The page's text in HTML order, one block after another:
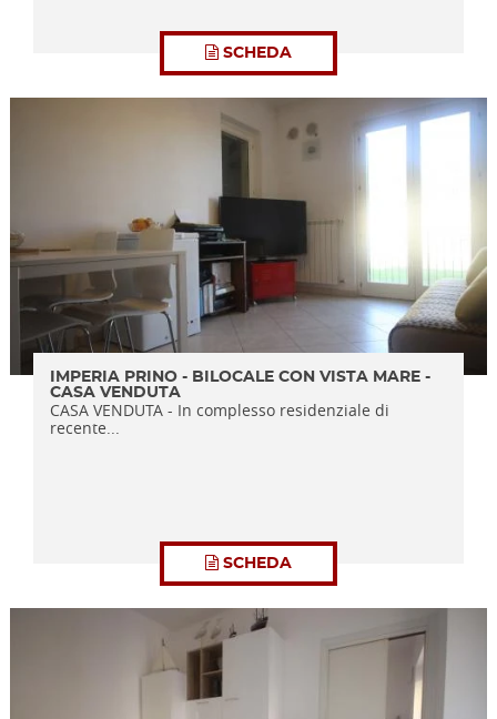
SCHEDA
IMPERIA PRINO - BILOCALE CON VISTA MARE -
CASA VENDUTA
CASA VENDUTA - In complesso residenziale di
recente...
SCHEDA